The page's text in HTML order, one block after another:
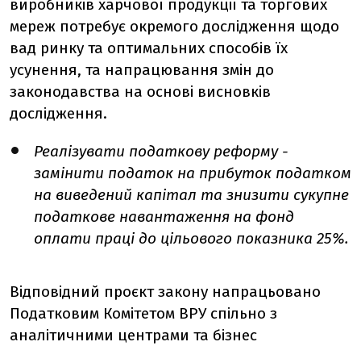
виробників харчової продукції та торгових
мереж потребує окремого дослідження щодо
вад ринку та оптимальних способів їх
усунення, та напрацювання змін до
законодавства на основі висновків
дослідження.
Реалізувати податкову реформу -
замінити податок на прибуток податком
на виведений капітал та знизити сукупне
податкове навантаження на фонд
оплати праці до цільового показника 25%.
Відповідний проєкт закону напрацьовано
Податковим Комітетом ВРУ спільно з
аналітичними центрами та бізнес